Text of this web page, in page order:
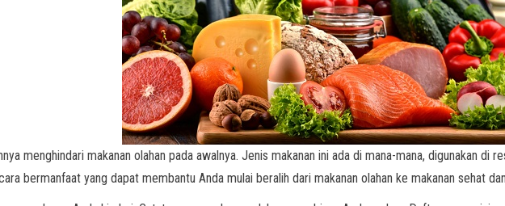
menghindari makanan olahan pada awalnya. Jenis makanan ini ada di mana-mana, digunakan
bermanfaat yang dapat membantu Anda mulai beralih dari makanan olahan ke makanan sehat